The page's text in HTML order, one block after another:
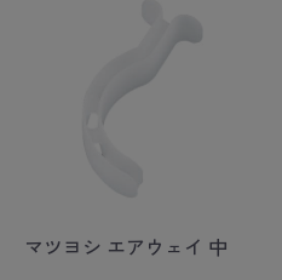
マツヨシ エアウェイ 中